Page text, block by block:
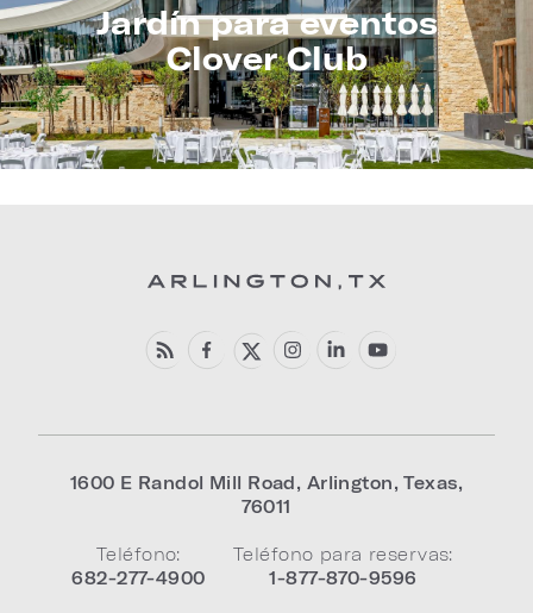
Jardín para eventos
Clover Club
1600 E Randol Mill Road, Arlington,Texas,
76011
Teléfono:
682-277-4900
Teléfono para reservas:
1-877-870-9596